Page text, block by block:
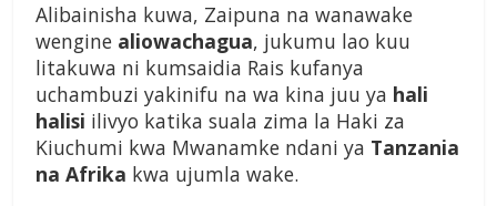
Alibainisha kuwa, Zaipuna na wanawake
wengine aliowachagua, jukumu lao kuu
litakuwa ni kumsaidia Rais kufanya
uchambuzi yakinifu na wa kina juu ya hali
halisi ilivyo katika suala zima la Haki za
Kiuchumi kwa Mwanamke ndani ya Tanzania
na Afrika kwa ujumla wake.